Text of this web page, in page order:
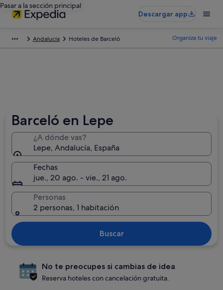
Pasar a la sección principal
Descargar app
Andalucía Hoteles de Barceló Organiza tu viaje
Barceló en Lepe
¿A dónde vas?
Lepe, Andalucía, España
Fechas
jue., 20 ago. - vie., 21 ago.
Personas
2 personas, 1 habitación
Buscar
No te preocupes si cambias de idea
Reserva hoteles con cancelación gratuita.